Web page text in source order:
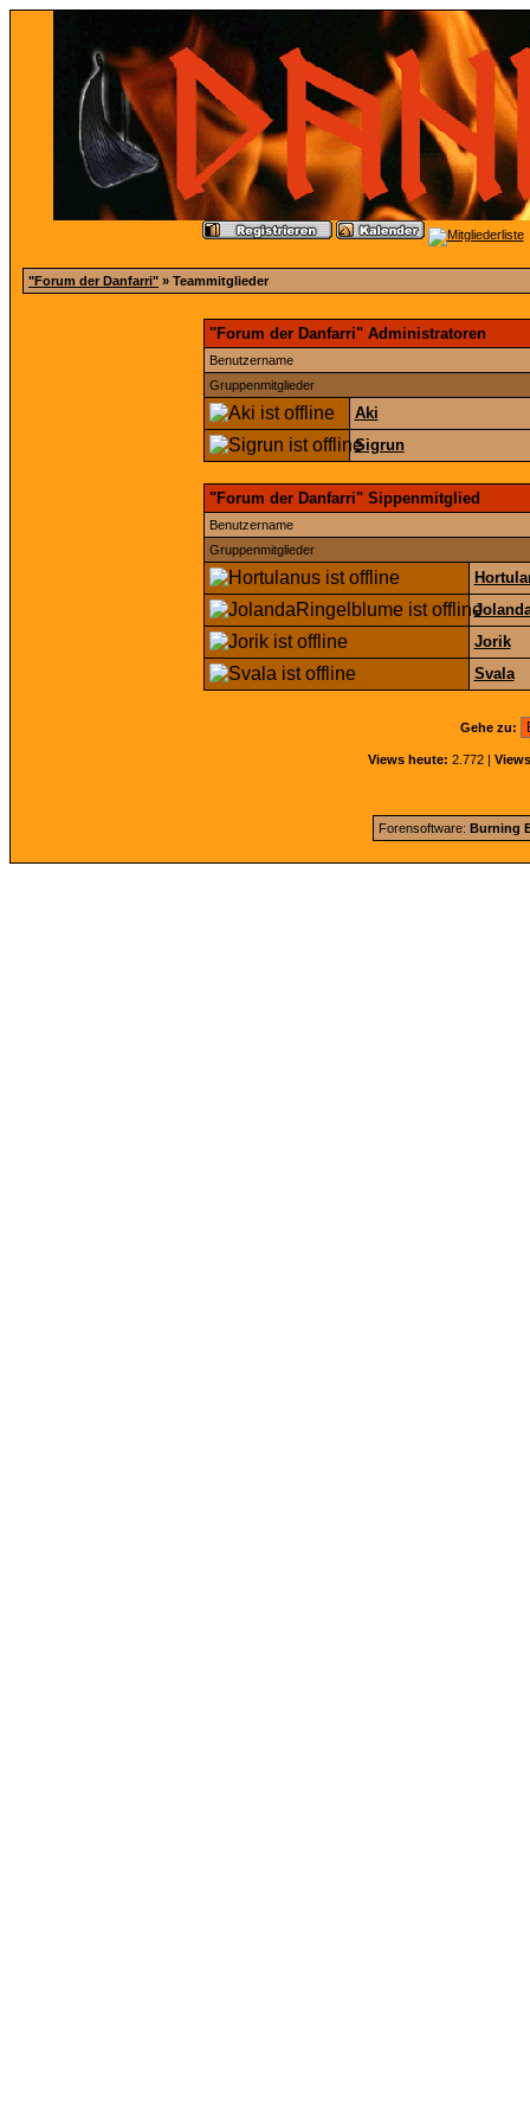
"Forum der Danfarri" » Teammitglieder
"Forum der Danfarri" Administratoren
Benutzername
Gruppenmitglieder
Aki
Sigrun
"Forum der Danfarri" Sippenmitglied
Benutzername
Gruppenmitglieder
Jorik
Svala
Gehe zu:
Views heute: 2.772 |
Forensoftware: Burning